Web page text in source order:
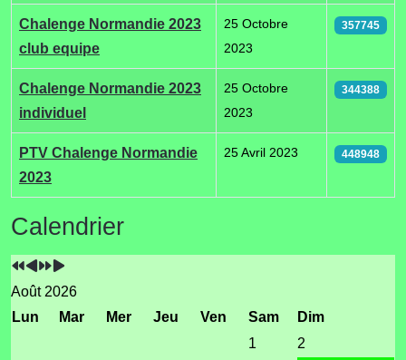
Chalenge Normandie 2023
club equipe
25 Octobre
2023
357745
Chalenge Normandie 2023
individuel
25 Octobre
2023
344388
PTV Chalenge Normandie
2023
25 Avril 2023 448948
Calendrier
Année
précédente
Mois
précédent
Année
suivante
suivant
Août 2026
Lun
Mar Mer Jeu Ven Sam
Dim
1
2